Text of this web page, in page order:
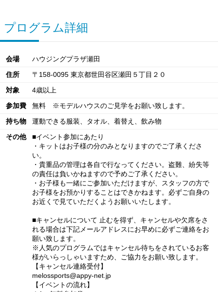
プログラム詳細
会場
ハウジングプラザ瀬田
住所
〒158-0095 東京都世田谷区瀬田５丁目２０
対象
4歳以上
参加費
無料 ※モデルハウスのご見学をお願い致します。
持ち物
運動できる服装、タオル、着替え、飲み物
その他
■イベント参加にあたり
・キットはお子様の分のみとなりますのでご了承くださ
い。
・貴重品の管理は各自で行なってください。盗難、紛失等
の責任は負いかねますので予めご了承ください。
・お子様も一緒にご参加いただけますが、スタッフの方で
お子様をお預かりすることはできかねます。必ずご自身の
お近くで見ていただくようお願いいたします。
■キャンセルについて 止むを得ず、キャンセルや欠席をさ
れる場合は下記メールアドレスにお早めに必ずご連絡をお
願い致します。
※人気のプログラムではキャンセル待ちをされているお客
様がいらっしゃいますため、ご協力をお願い致します。
【キャンセル連絡受付】
melossports@appy-net.jp
【イベントの流れ】